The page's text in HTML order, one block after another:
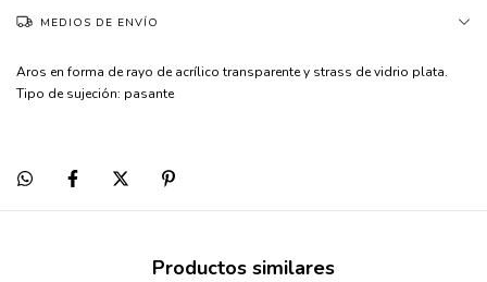
MEDIOS DE ENVÍO
Aros en forma de rayo de acrílico transparente y strass de vidrio plata.
Tipo de sujeción: pasante
Productos similares